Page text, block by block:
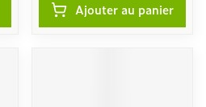
Ajouter au panier